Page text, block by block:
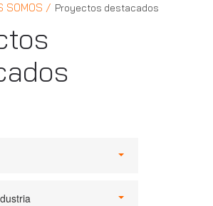
SOMOS Proyectos destacados